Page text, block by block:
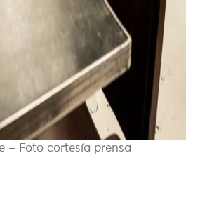
– Foto cortesía prensa